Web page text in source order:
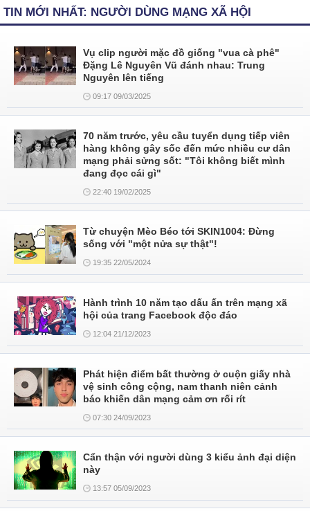
TIN MỚI NHẤT: NGƯỜI DÙNG MẠNG XÃ HỘI
Vụ clip người mặc đồ giống "vua cà phê"
Đặng Lê Nguyên Vũ đánh nhau: Trung
Nguyên lên tiếng
09:17 09/03/2025
70 năm trước, yêu cầu tuyển dụng tiếp viên
hàng không gây sốc đến mức nhiều cư dân
mạng phải sửng sốt: "Tôi không biết mình
đang đọc cái gì"
22:40 19/02/2025
Từ chuyện Mèo Béo tới SKIN1004: Đừng
sống với "một nửa sự thật"!
19:35 22/05/2024
Hành trình 10 năm tạo dấu ấn trên mạng xã
hội của trang Facebook độc đáo
12:04 21/12/2023
Phát hiện điểm bất thường ở cuộn giấy nhà
vệ sinh công cộng, nam thanh niên cảnh
báo khiến dân mạng cảm ơn rối rít
07:30 24/09/2023
Cẩn thận với người dùng 3 kiểu ảnh đại diện
này
13:57 05/09/2023